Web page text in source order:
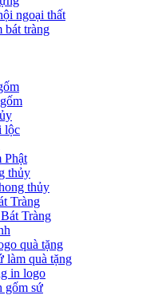
ngoại thất
bát tràng
lộc
Phật
thủy
thủy
Tràng
Tràng
quà tặng
làm quà tặng
in logo
gốm sứ